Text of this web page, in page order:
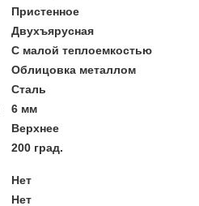
Пристенное
Двухъярусная
С малой теплоемкостью
Облицовка металлом
Сталь
6 мм
Верхнее
200 град.
Нет
Нет